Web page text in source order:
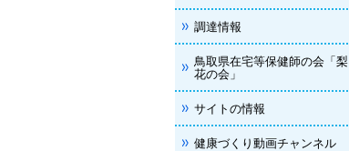
調達情報
鳥取県在宅等保健師の会「梨
花の会」
サイトの情報
健康づくり動画チャンネル